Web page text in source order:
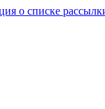
о списке